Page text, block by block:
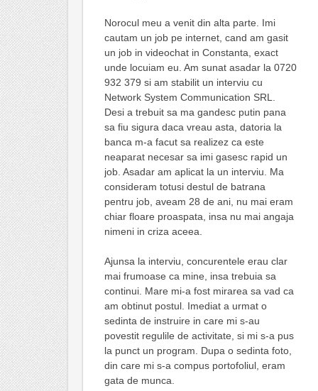
Norocul meu a venit din alta parte. Imi
cautam un job pe internet, cand am gasit
un job in videochat in Constanta, exact
unde locuiam eu. Am sunat asadar la 0720
932 379 si am stabilit un interviu cu
Network System Communication SRL.
Desi a trebuit sa ma gandesc putin pana
sa fiu sigura daca vreau asta, datoria la
banca m-a facut sa realizez ca este
neaparat necesar sa imi gasesc rapid un
job. Asadar am aplicat la un interviu. Ma
consideram totusi destul de batrana
pentru job, aveam 28 de ani, nu mai eram
chiar floare proaspata, insa nu mai angaja
nimeni in criza aceea.
Ajunsa la interviu, concurentele erau clar
mai frumoase ca mine, insa trebuia sa
continui. Mare mi-a fost mirarea sa vad ca
am obtinut postul. Imediat a urmat o
sedinta de instruire in care mi s-au
povestit regulile de activitate, si mi s-a pus
la punct un program. Dupa o sedinta foto,
din care mi s-a compus portofoliul, eram
gata de munca.